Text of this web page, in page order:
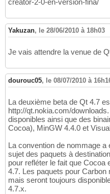
creator-2-0-en-version-fina/
Yakuzan, le 28/06/2010 à 18h03
Je vais attendre la venue de
dourouc05, le 08/07/2010 à
La deuxième beta de Qt 4.7
http://qt.nokia.com/
disponibles ainsi que des
Cocoa), MinGW 4.4.0 et
La convention de nommage
sujet des paquets à
pour refléter le fait que Cocoa
4.7. Les paquets pour
mais seront toujours
4.7.x.